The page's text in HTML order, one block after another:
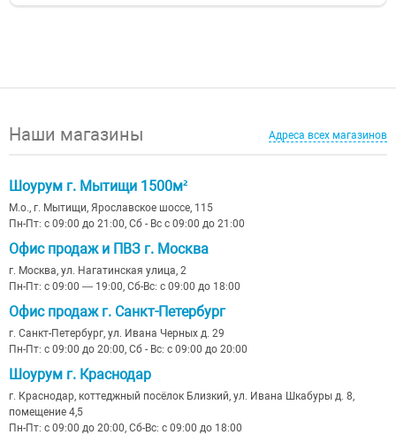
Наши магазины Адреса всех магазинов
Шоурум г. Мытищи 1500м²
М.о., г. Мытищи, Ярославское шоссе, 115
Пн-Пт: с 09:00 до 21:00, Сб - Вс с 09:00 до 21:00
Офис продаж и ПВЗ г. Москва
г. Москва, ул. Нагатинская улица, 2
Пн-Пт: с 09:00 — 19:00, Сб-Вс: с 09:00 до 18:00
Офис продаж г. Санкт-Петербург
г. Санкт-Петербург, ул. Ивана Черных д. 29
Пн-Пт: с 09:00 до 20:00, Сб - Вс: с 09:00 до 20:00
Шоурум г. Краснодар
г. Краснодар, коттеджный посёлок Близкий, ул. Ивана Шкабуры д. 8,
помещение 4,5
Пн-Пт: с 09:00 до 20:00, Сб-Вс: с 09:00 до 18:00